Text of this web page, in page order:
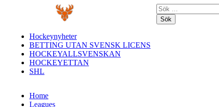
Sök
efter:
Hockeynyheter
BETTING UTAN SVENSK LICENS
HOCKEYALLSVENSKAN
HOCKEYETTAN
SHL
Home
Leagues